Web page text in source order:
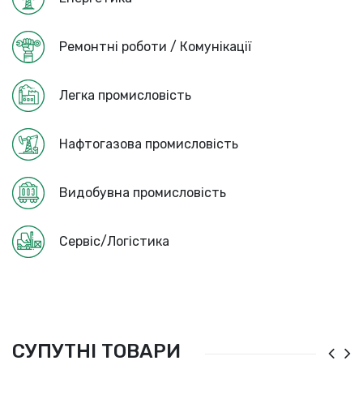
Ремонтні роботи / Комунікації
Легка промисловість
Нафтогазова промисловість
Видобувна промисловість
Сервіс/Логістика
СУПУТНІ ТОВАРИ